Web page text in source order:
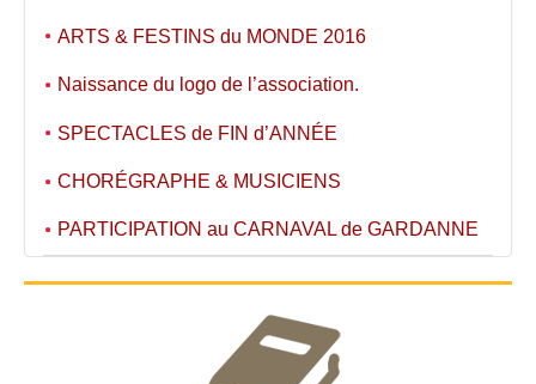
ARTS & FESTINS du MONDE 2016
Naissance du logo de l’association.
SPECTACLES de FIN d’ANNÉE
CHORÉGRAPHE & MUSICIENS
PARTICIPATION au CARNAVAL de GARDANNE